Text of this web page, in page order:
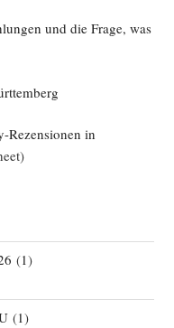
und die Frage, was
Rezensionen in
(1)
(1)